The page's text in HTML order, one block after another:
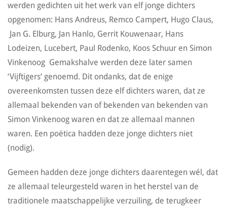
werden gedichten uit het werk van elf jonge dichters
opgenomen: Hans Andreus, Remco Campert, Hugo Claus,
Jan G. Elburg, Jan Hanlo, Gerrit Kouwenaar, Hans
Lodeizen, Lucebert, Paul Rodenko, Koos Schuur en Simon
Vinkenoog Gemakshalve werden deze later samen
‘Vijftigers’ genoemd. Dit ondanks, dat de enige
overeenkomsten tussen deze elf dichters waren, dat ze
allemaal bekenden van of bekenden van bekenden van
Simon Vinkenoog waren en dat ze allemaal mannen
waren. Een poëtica hadden deze jonge dichters niet
(nodig).
Gemeen hadden deze jonge dichters daarentegen wél, dat
ze allemaal teleurgesteld waren in het herstel van de
traditionele maatschappelijke verzuiling, de terugkeer